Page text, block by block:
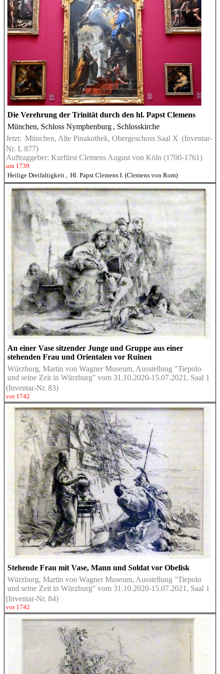
Die Verehrung der Trinität durch den hl. Papst Clemens
München, Schloss Nymphenburg , Schlosskirche
Jetzt: München, Alte Pinakothek, Obergeschoss Saal X (Inventar-
Nr. L 877)
Auftraggeber: Kurfürst Clemens August von Köln (1700-1761)
um 1739
Heilige Dreifaltigkeit
Hl. Papst Clemens I. (Clemens von Rom)
An einer Vase sitzender Junge und Gruppe aus einer
stehenden Frau und Orientalen vor Ruinen
Würzburg, Martin von Wagner Museum, Ausstellung "Tiepolo
und seine Zeit in Würzburg" vom 31.10.2020-15.07.2021, Saal 1
(Inventar-Nr. 83)
vor 1742
Stehende Frau mit Vase, Mann und Soldat vor Obelisk
Würzburg, Martin von Wagner Museum, Ausstellung "Tiepolo
und seine Zeit in Würzburg" vom 31.10.2020-15.07.2021, Saal 1
(Inventar-Nr. 84)
vor 1742